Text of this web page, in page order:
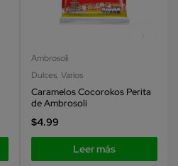
Ambrosoli
Dulces, Varios
Caramelos Cocorokos Perita
de Ambrosoli
$4.99
Leer más